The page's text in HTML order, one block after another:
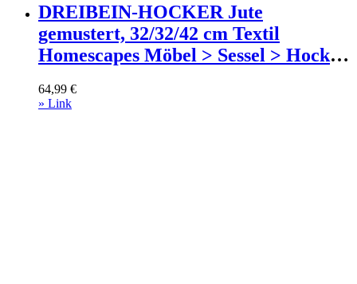
DREIBEIN-HOCKER Jute
gemustert, 32/32/42 cm Textil
Homescapes Möbel > Sessel > Hocker
64,99 €
» Link